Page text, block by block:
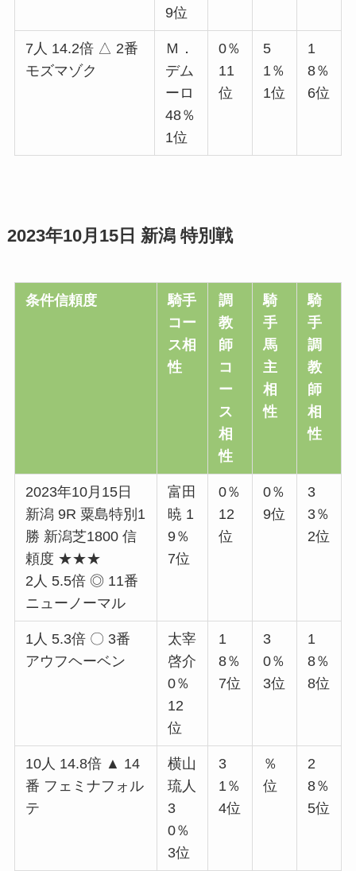
9位
7人 14.2倍 △ 2番
モズマゾク
Ｍ．
デム
ーロ
48％
1位
0％
11
位
5
1％
1位
1
8％
6位
2023年10月15日 新潟 特別戦
条件信頼度
騎手
コー
ス相
性
調
教
師
コ
ー
ス
相
性
騎
手
馬
主
相
性
騎
手
調
教
師
相
性
2023年10月15日
新潟 9R 粟島特別1
勝 新潟芝1800 信
頼度 ★★★
2人 5.5倍 ◎ 11番
ニューノーマル
富田
暁 1
9％
7位
0％
12
位
0％
9位
3
3％
2位
1人 5.3倍 〇 3番
アウフヘーベン
太宰
啓介
0％
12
位
1
8％
7位
3
0％
3位
1
8％
8位
10人 14.8倍 ▲ 14
番 フェミナフォル
テ
横山
琉人
3
0％
3位
3
1％
4位
％
位
2
8％
5位